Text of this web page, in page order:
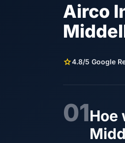
Airco
star4.8/5 Google
01Hoe